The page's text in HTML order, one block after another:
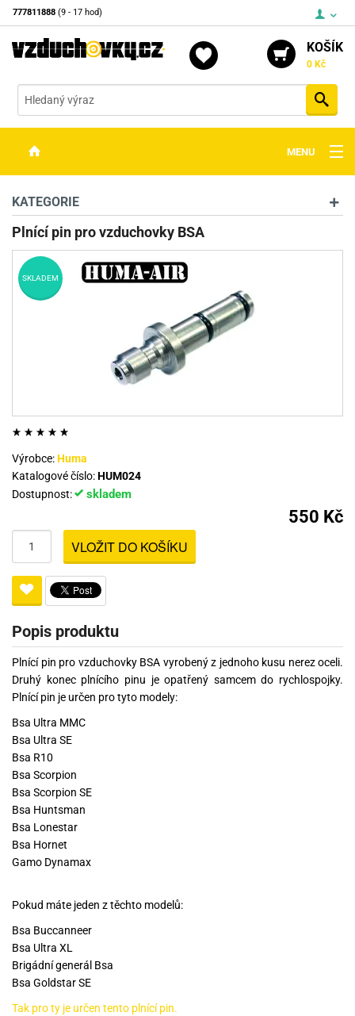
777811888 (9 - 17 hod)
KOŠÍK
0 Kč
MENU
OPTIKA
STŘELIVO
PŘÍSLUŠENSTVÍ
KATEGORIE
Plnící pin pro vzduchovky BSA
SKLADEM
Výrobce:Huma
Katalogové číslo:HUM024
Dostupnost:
skladem
550 Kč
VLOŽIT DO KOŠÍKU
Popis produktu
Plnící pin pro vzduchovky BSA vyrobený z jednoho kusu nerez oceli.
Druhý konec plnícího pinu je opatřený samcem do rychlospojky.
Plnící pin je určen pro tyto modely:
Bsa Ultra MMC
Bsa Ultra SE
Bsa R10
Bsa Scorpion
Bsa Scorpion SE
Bsa Huntsman
Bsa Lonestar
Bsa Hornet
Gamo Dynamax
Pokud máte jeden z těchto modelů:
Bsa Buccanneer
Bsa Ultra XL
Brigádní generál Bsa
Bsa Goldstar SE
Tak pro ty je určen tento plnící pin.